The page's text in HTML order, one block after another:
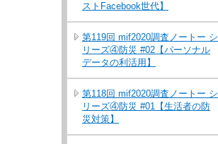
ストFacebook世代】
第119回 mif2020調査ノートー シ
リーズ④防災 #02【パーソナル
データの利活用】
第118回 mif2020調査ノートー シ
リーズ④防災 #01【生活者の防
災対策】